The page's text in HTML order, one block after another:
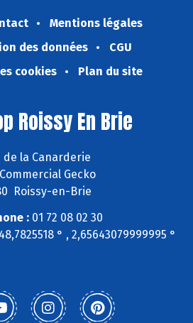
Mentions légales
des données
CGU
cookies
Plan du site
Roissy En Brie
de la Canarderie
Gecko
Roissy-en-Brie
:01 72 08 02 30
48,7825518 ° , 2,65643079999995 °